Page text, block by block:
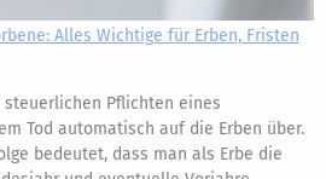
Alles Wichtige für Erben, Fristen
steuerlichen Pflichten eines
Tod automatisch auf die Erben über.
bedeutet, dass man als Erbe die